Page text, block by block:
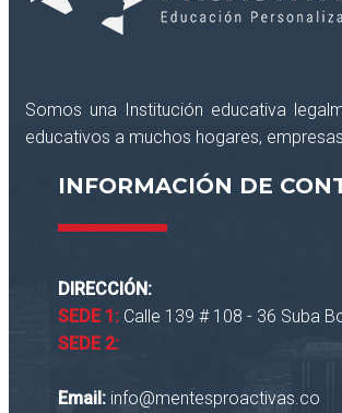
Somos una Institución educativa
educativos a muchos hogares,
INFORMACIÓN DE
DIRECCIÓN:
SEDE 1: Calle 139 # 108 - 36 Suba
SEDE 2:
Email: info@mentesproactivas.co